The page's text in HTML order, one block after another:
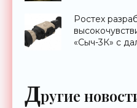
Ростех
«Сыч-3К» с
Другие